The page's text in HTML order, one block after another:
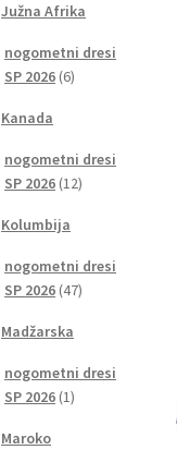
Južna Afrika
nogometni dresi
SP 2026 66
Kanada
nogometni dresi
SP 2026 1212
Kolumbija
nogometni dresi
SP 2026 4747
Madžarska
nogometni dresi
SP 2026 11
Maroko